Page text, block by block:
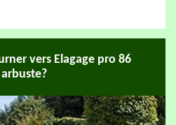
vers Elagage pro 86